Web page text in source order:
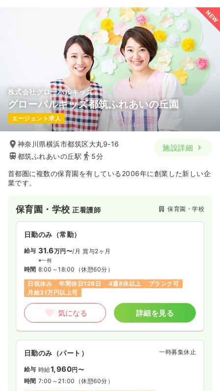
NEW
株式会社グローバルキッズ
グローバルキッズ都筑ふれあいの丘園
エージェント求人
神奈川県横浜市都筑区大丸9-16
都筑ふれあいの丘駅
5分
施設詳細
首都圏に複数の保育園を有している2006年に創業した新しい企
業です。
保育園・学校正看護師 保育園・学校
日勤のみ（常勤）
給与 31.6万円〜/月 賞与2ヶ月
※一例
時間 8:00～18:00 （休憩60分）
日祝休み
年間休日126日 4週8休以上
ブランク可
月給31万円以上可
気になる 詳細を見る
日勤のみ（パート） 一時募集休止
給与 時給1,960円〜
時間 7:00～21:00 （休憩60分）